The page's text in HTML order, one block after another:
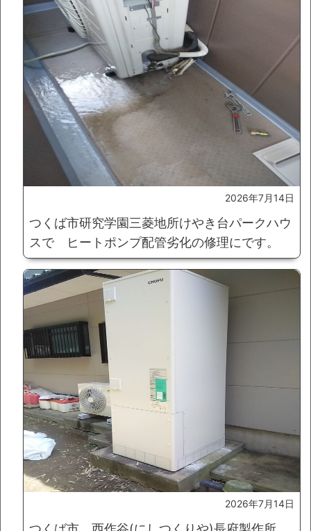
2026年7月14日
つくば市研究学園三菱地所けやき台パークハウ
スで ヒートポンプ配管劣化の修理にです。
2026年7月14日